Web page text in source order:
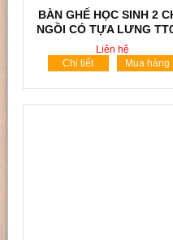
BÀN GHẾ HỌC SINH 2
NGỒI CÓ TỰA LƯNG
Liên hệ
Chi tiết
Mua hàng